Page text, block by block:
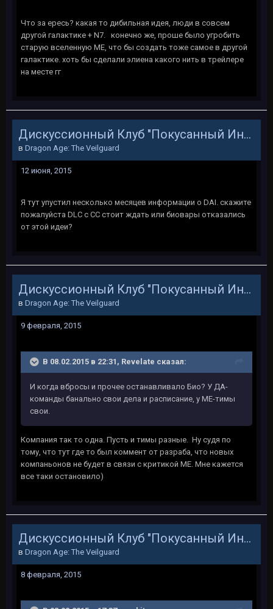
Что за ересь? какая то дибильная идея, люди в совсем
другой галактике + N7. конечно же, проше было угробить
старую вселенную МЕ, что бы создать тоже самое в другой
галактике. хоть бы сделали элиена какого нить в трейлере
на месте гг
Дискуссионный Клуб "Покусанный Инквизитор"
в Dragon Age: The Veilguard
12 июня, 2015
Я тут упустил несколько месяцев информации о DAI. скажите
пожалуйста DLC с СС стоит ждать или биовары отказались
от этой идеи?
Дискуссионный Клуб "Покусанный Инквизитор"
в Dragon Age: The Veilguard
9 февраля, 2015
В 08.02.2015 в 22:31, Revelate сказал:
И когда вбросы и прочее останавливало Био? У ДА-
команды банально свои дела и расписание, у МЕ-тимы
свои.
Компания так то одна. Пусть и тимы разные. Ну судя по
тому, что тут где то был коммент от разраба, что новых
компаньонов не будет в связи с критикой МЕ. Мне кажется
все таки остановило)
Дискуссионный Клуб "Покусанный Инквизитор"
в Dragon Age: The Veilguard
8 февраля, 2015